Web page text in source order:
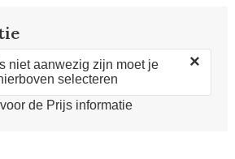
niet aanwezig zijn moet je
selecteren
×
de Prijs informatie